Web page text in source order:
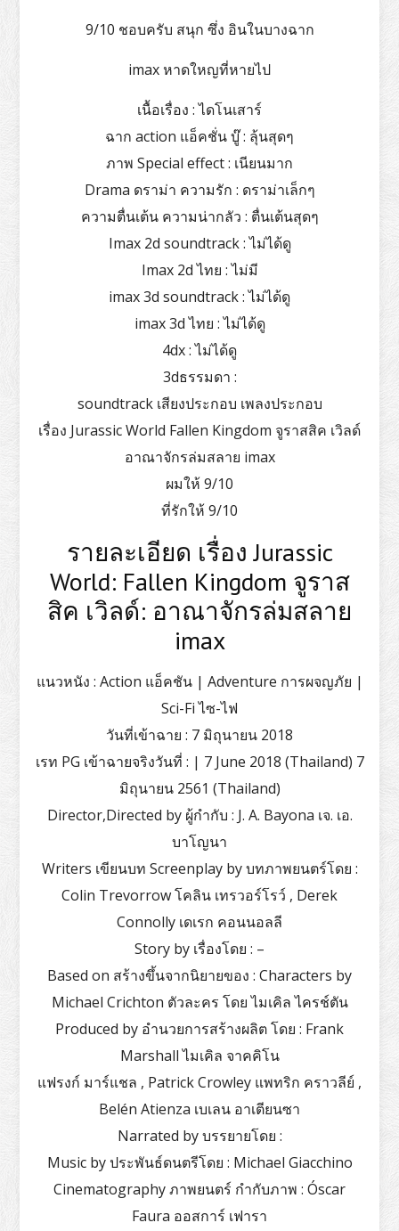
9/10 ชอบครับ สนุก ซึ่ง อินในบางฉาก
imax หาดใหญที่หายไป
เนื้อเรื่อง : ไดโนเสาร์
ฉาก action แอ็คชั่น บู๊ : ลุ้นสุดๆ
ภาพ Special effect : เนียนมาก
Drama ดราม่า ความรัก : ดราม่าเล็กๆ
ความตื่นเต้น ความน่ากลัว : ตื่นเต้นสุดๆ
Imax 2d soundtrack : ไม่ได้ดู
Imax 2d ไทย : ไม่มี
imax 3d soundtrack : ไม่ได้ดู
imax 3d ไทย : ไม่ได้ดู
4dx : ไม่ได้ดู
3dธรรมดา :
soundtrack เสียงประกอบ เพลงประกอบ
เรื่อง Jurassic World Fallen Kingdom จูราสสิค เวิลด์
อาณาจักรล่มสลาย imax
ผมให้ 9/10
ที่รักให้ 9/10
รายละเอียด เรื่อง Jurassic
World: Fallen Kingdom จูราส
สิค เวิลด์: อาณาจักรล่มสลาย
imax
แนวหนัง : Action แอ็คชัน | Adventure การผจญภัย |
Sci-Fi ไซ-ไฟ
วันที่เข้าฉาย : 7 มิถุนายน 2018
เรท PG เข้าฉายจริงวันที่ : | 7 June 2018 (Thailand) 7
มิถุนายน 2561 (Thailand)
Director,Directed by ผู้กำกับ : J. A. Bayona เจ. เอ.
บาโญนา
Writers เขียนบท Screenplay by บทภาพยนตร์โดย :
Colin Trevorrow โคลิน เทรวอร์โรว์ , Derek
Connolly เดเรก คอนนอลลี
Story by เรื่องโดย : –
Based on สร้างขึ้นจากนิยายของ : Characters by
Michael Crichton ตัวละคร โดย ไมเคิล ไครช์ตัน
Produced by อำนวยการสร้างผลิต โดย : Frank
Marshall ไมเคิล จาคคิโน
แฟรงก์ มาร์แชล , Patrick Crowley แพทริก คราวลีย์ ,
Belén Atienza เบเลน อาเตียนซา
Narrated by บรรยายโดย :
Music by ประพันธ์ดนตรีโดย : Michael Giacchino
Cinematography ภาพยนตร์ กำกับภาพ : Óscar
Faura ออสการ์ เฟารา